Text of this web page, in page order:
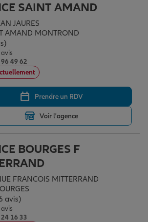
SAINT AMAND
JAURES
AMAND MONTROND
5
49 62
Prendre un RDV
Voir l'agence
BOURGES F
FRANCOIS MITTERRAND
4.9 sur 5
avis)
16 33